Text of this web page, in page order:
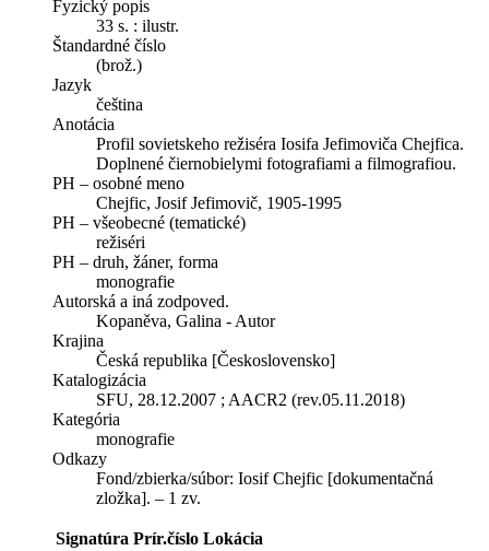
Fyzický popis
33 s. : ilustr.
Štandardné číslo
(brož.)
Jazyk
čeština
Anotácia
Profil sovietskeho režiséra Iosifa Jefimoviča Chejfica.
Doplnené čiernobielymi fotografiami a filmografiou.
PH – osobné meno
Chejfic, Josif Jefimovič, 1905-1995
PH – všeobecné (tematické)
režiséri
PH – druh, žáner, forma
monografie
Autorská a iná zodpoved.
Kopaněva, Galina - Autor
Krajina
Česká republika [Československo]
Katalogizácia
SFU, 28.12.2007 ; AACR2 (rev.05.11.2018)
Kategória
monografie
Odkazy
Fond/zbierka/súbor: Iosif Chejfic [dokumentačná
zložka]. – 1 zv.
Signatúra Prír.číslo Lokácia